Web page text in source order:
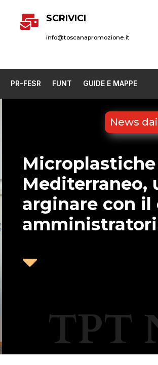
 SCRIVICI
info@toscanapromozione.it
PR-FESR FUNT GUIDE E MAPPE
News
TPT
Mediterraneo,
arginare con il
